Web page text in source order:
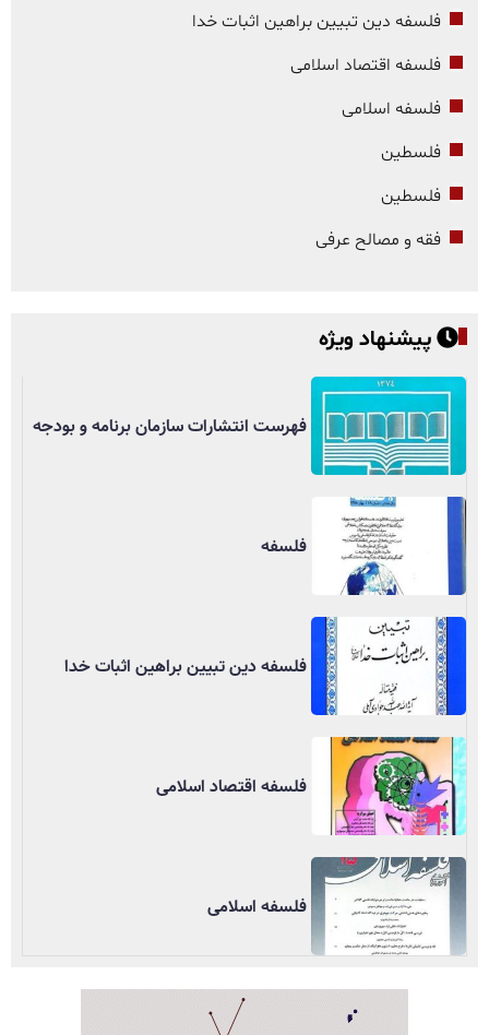
فلسفه دین تبیین براهین اثبات خدا
فلسفه اقتصاد اسلامی
فلسفه اسلامی
فلسطین
فلسطین
فقه و مصالح عرفی
پیشنهاد ویژه
فهرست انتشارات سازمان برنامه و بودجه
فلسفه
فلسفه دین تبیین براهین اثبات خدا
فلسفه اقتصاد اسلامی
فلسفه اسلامی